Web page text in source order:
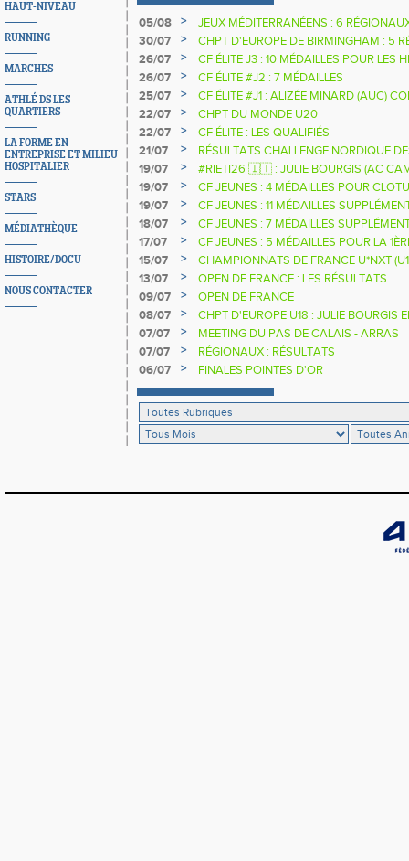
HAUT-NIVEAU
RUNNING
MARCHES
ATHLÉ DS LES
QUARTIERS
LA FORME EN
ENTREPRISE ET MILIEU
HOSPITALIER
STARS
MÉDIATHÈQUE
HISTOIRE/DOCU
NOUS CONTACTER
05/08 >
JEUX MÉDITERRANÉENS : 6
30/07
>
CHPT D'EUROPE DE BIRMINGHAM : 5
26/07
>
CF ÉLITE J3 : 10 MÉDAILLES POUR LES
26/07
>
CF ÉLITE #J2 : 7 MÉDAILLES
25/07
>
CF ÉLITE #J1 : ALIZÉE MINARD (AUC)
NATIONALE
22/07 >
CHPT DU MONDE U20
22/07
>
CF ÉLITE : LES QUALIFIÉS
21/07
>
RÉSULTATS CHALLENGE NORDIQUE
2025 2026
19/07 >
#RIETI26 🇮🇹 : JULIE BOURGIS (AC
D'EUROPE U18 DE LA PERCHE
19/07 >
CF JEUNES : 4 MÉDAILLES POUR
19/07
>
CF JEUNES : 11 MÉDAILLES
18/07
>
CF JEUNES : 7 MÉDAILLES
17/07
>
CF JEUNES : 5 MÉDAILLES POUR LA
15/07
>
CHAMPIONNATS DE FRANCE U*NXT
13/07
>
OPEN DE FRANCE : LES RÉSULTATS
09/07
>
OPEN DE FRANCE
08/07
>
CHPT D'EUROPE U18 : JULIE BOURGIS
07/07
>
MEETING DU PAS DE CALAIS - ARRAS
07/07
>
RÉGIONAUX : RÉSULTATS
06/07
> FINALES POINTES D'OR